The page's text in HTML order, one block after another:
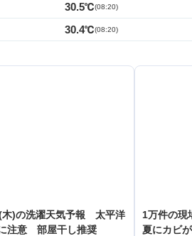
30.5℃(08:20)
30.4℃(08:20)
木)の洗濯天気予報 太平洋
注意 部屋干し推奨
1万件の現
夏にカビ